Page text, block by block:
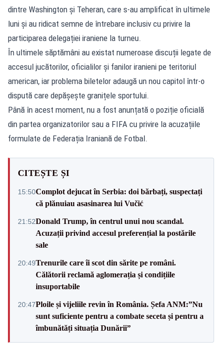
dintre Washington și Teheran, care s-au amplificat în ultimele
luni și au ridicat semne de întrebare inclusiv cu privire la
participarea delegației iraniene la turneu.
În ultimele săptămâni au existat numeroase discuții legate de
accesul jucătorilor, oficialilor și fanilor iranieni pe teritoriul
american, iar problema biletelor adaugă un nou capitol într-o
dispută care depășește granițele sportului.
Până în acest moment, nu a fost anunțată o poziție oficială
din partea organizatorilor sau a FIFA cu privire la acuzațiile
formulate de Federația Iraniană de Fotbal.
CITEȘTE ȘI
15:50Complot dejucat în Serbia: doi bărbați, suspectați
că plănuiau asasinarea lui Vučić
21:52Donald Trump, în centrul unui nou scandal.
Acuzații privind accesul preferențial la postările
sale
20:49Trenurile care îi scot din sărite pe români.
Călătorii reclamă aglomerația și condițiile
insuportabile
20:47Ploile și vijeliile revin în România. Șefa ANM:”Nu
sunt suficiente pentru a combate seceta și pentru a
îmbunătăți situația Dunării”